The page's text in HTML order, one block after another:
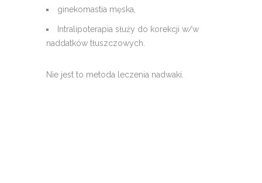
ginekomastia męska,
Intralipoterapia służy do korekcji w/w
naddatków tłuszczowych.
Nie jest to metoda leczenia nadwaki.